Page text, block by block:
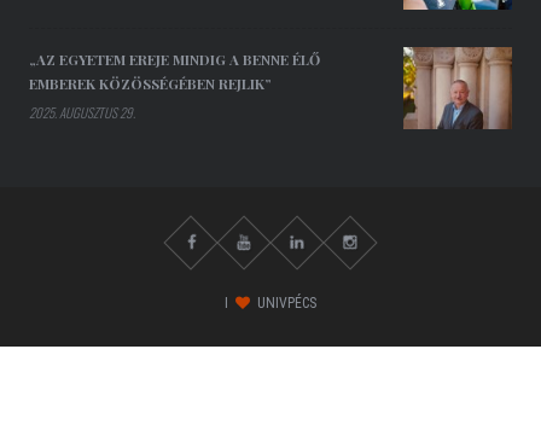
„AZ EGYETEM EREJE MINDIG A BENNE ÉLŐ
EMBEREK KÖZÖSSÉGÉBEN REJLIK”
2025. AUGUSZTUS 29.
I UNIVPÉCS